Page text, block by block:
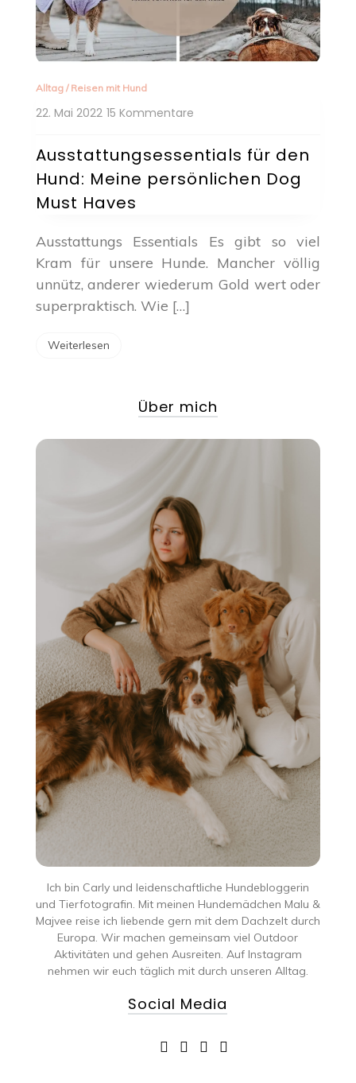
Alltag/ Reisen mit Hund
22. Mai 2022 15 Kommentarezu
für
den
Hund:
Must
Haves
Ausstattungsessentials für den
Hund: Meine persönlichen Dog
Must Haves
Ausstattungs Essentials Es gibt so viel
Kram für unsere Hunde. Mancher völlig
unnütz, anderer wiederum Gold wert oder
superpraktisch. Wie […]
Weiterlesen
Über mich
Ich bin Carly und leidenschaftliche Hundebloggerin
und Tierfotografin. Mit meinen Hundemädchen Malu &
Majvee reise ich liebende gern mit dem Dachzelt durch
Europa. Wir machen gemeinsam viel Outdoor
Aktivitäten und gehen Ausreiten. Auf Instagram
nehmen wir euch täglich mit durch unseren Alltag.
Social Media